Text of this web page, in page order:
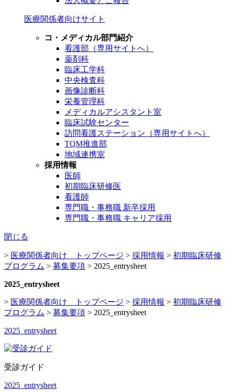
医療関係者向けサイト
コ・メディカル部門紹介
看護部（専用サイトへ）
薬剤科
臨床工学科
中央検査科
画像診断科
栄養管理科
メディカルアシスタント室
臨床試験センター
訪問看護ステーション（専用サイトへ）
TQM推進部
地域連携室
採用情報
医師
初期臨床研修医
看護師
専門職・事務職 新卒採用
専門職・事務職 キャリア採用
閉じる
> 医療関係者向け トップページ > 採用情報 > 初期臨床研修
プログラム > 募集要項 > 2025_entrysheet
2025_entrysheet
> 医療関係者向け トップページ > 採用情報 > 初期臨床研修
プログラム > 募集要項 > 2025_entrysheet
2025_entrysheet
受診ガイド
2025_entrysheet